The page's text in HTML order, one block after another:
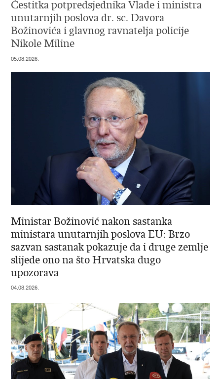
Čestitka potpredsjednika Vlade i ministra
unutarnjih poslova dr. sc. Davora
Božinovića i glavnog ravnatelja policije
Nikole Miline
05.08.2026.
Ministar Božinović nakon sastanka
ministara unutarnjih poslova EU: Brzo
sazvan sastanak pokazuje da i druge zemlje
slijede ono na što Hrvatska dugo
upozorava
04.08.2026.